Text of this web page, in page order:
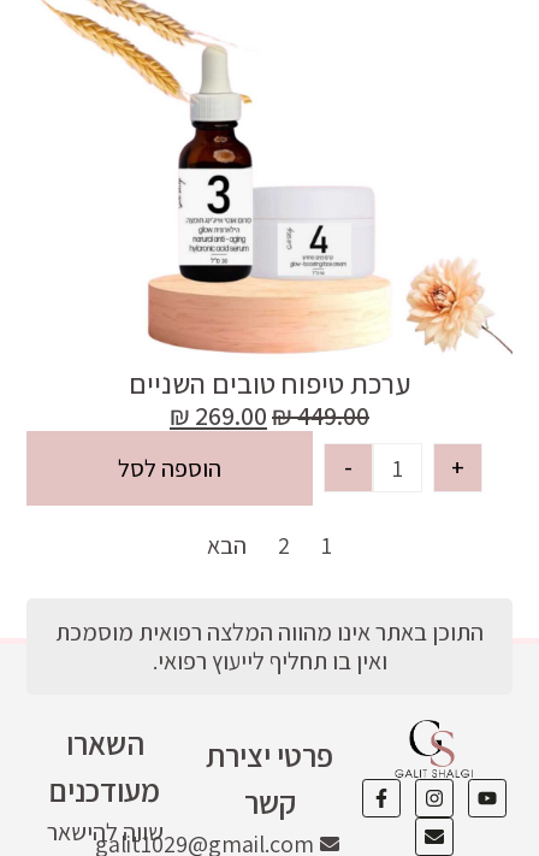
ערכת טיפוח טובים השניים
449.00
₪
269.00
₪
- + הוספה לסל
1
2 הבא
פרטי יצירת
קשר
galit1029@gmail.com
השארו
מעודכנים
שווה להישאר
התוכן באתר אינו מהווה המלצה רפואית מוסמכת
ואין בו תחליף לייעוץ רפואי.